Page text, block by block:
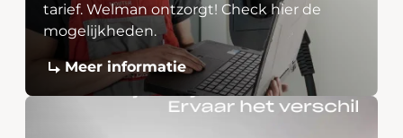
tarief. Welman ontzorgt! Check hier de
mogelijkheden.
Meer informatie